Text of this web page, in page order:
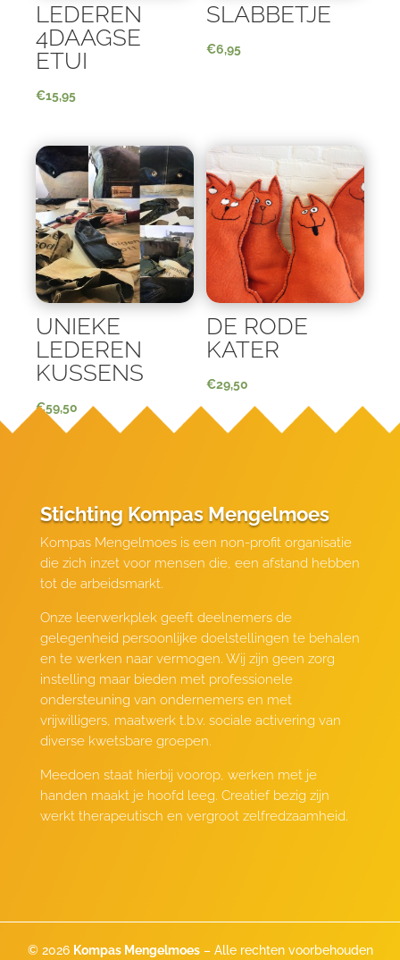
LEDEREN
4DAAGSE
ETUI
€15,95
SLABBETJE
€6,95
UNIEKE
LEDEREN
KUSSENS
€59,50
DE RODE
KATER
€29,50
Stichting Kompas Mengelmoes
Kompas Mengelmoes is een non-profit organisatie
die zich inzet voor mensen die, een afstand hebben
tot de arbeidsmarkt.
Onze leerwerkplek geeft deelnemers de
gelegenheid persoonlijke doelstellingen te behalen
en te werken naar vermogen. Wij zijn geen zorg
instelling maar bieden met professionele
ondersteuning van ondernemers en met
vrijwilligers, maatwerk t.b.v. sociale activering van
diverse kwetsbare groepen.
Meedoen staat hierbij voorop, werken met je
handen maakt je hoofd leeg. Creatief bezig zijn
werkt therapeutisch en vergroot zelfredzaamheid.
© 2026 Kompas Mengelmoes– Alle rechten voorbehouden